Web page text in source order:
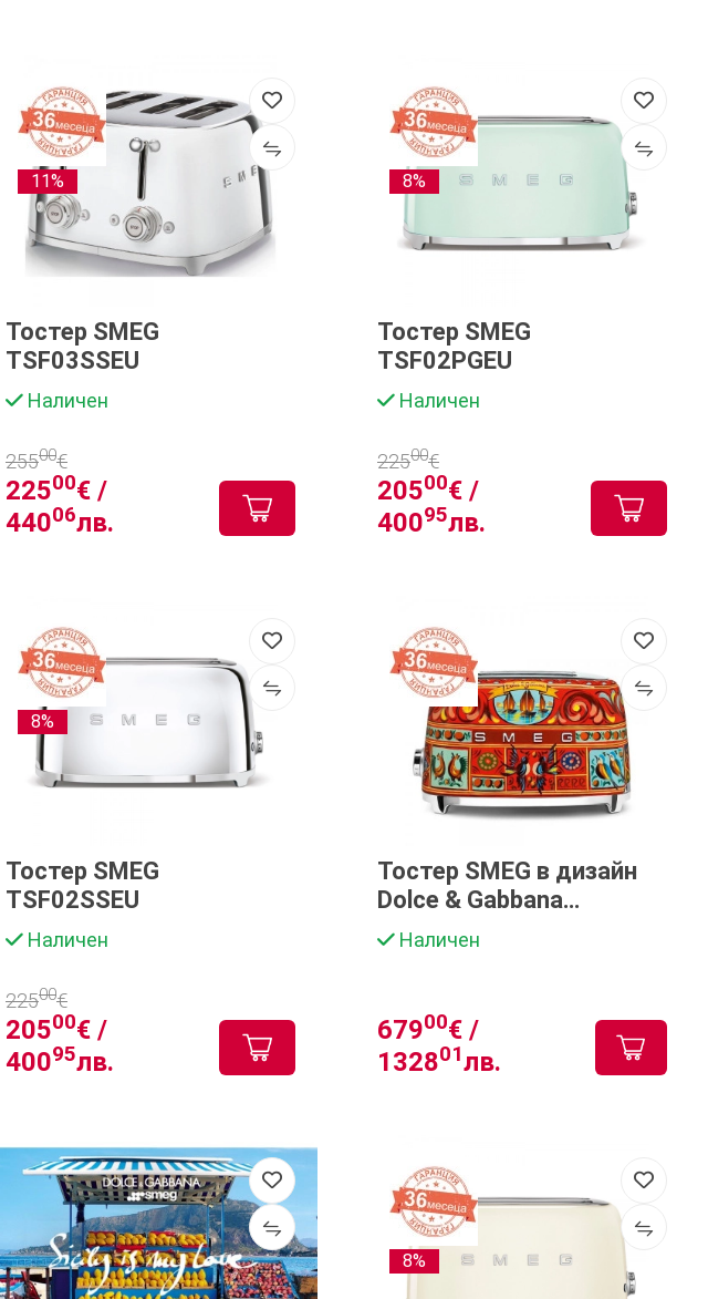
11%
Тостер SMEG
TSF03SSEU
Наличен
22500€ /
44006лв.
25500€
8%
Тостер SMEG
TSF02PGEU
Наличен
20500€ /
40095лв.
22500€
8%
Тостер SMEG
TSF02SSEU
Наличен
20500€ /
40095лв.
22500€
Тостер SMEG в дизайн
Dolce & Gabbana
TSF01DGEU
Наличен
67900€ /
132801лв.
8%